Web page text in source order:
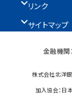
リンク
サイトマップ
金融機関
株式会社北洋
加入協会：日